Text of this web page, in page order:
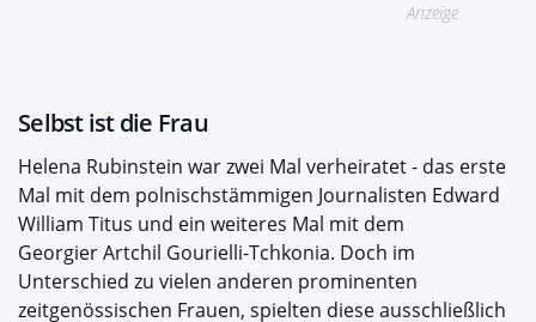
Anzeige
Selbst ist die Frau
Helena Rubinstein war zwei Mal verheiratet - das erste
Mal mit dem polnischstämmigen Journalisten Edward
William Titus und ein weiteres Mal mit dem
Georgier Artchil Gourielli-Tchkonia. Doch im
Unterschied zu vielen anderen prominenten
zeitgenössischen Frauen, spielten diese ausschließlich